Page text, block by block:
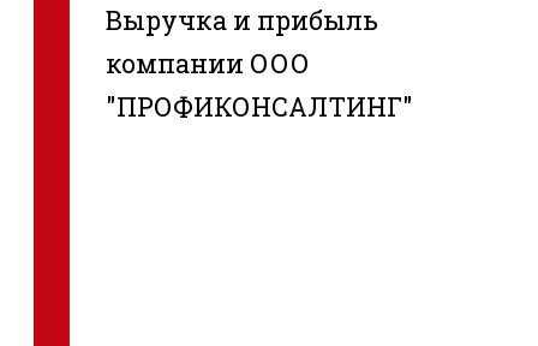
Выручка и прибыль
компании ООО
"ПРОФИКОНСАЛТИНГ"